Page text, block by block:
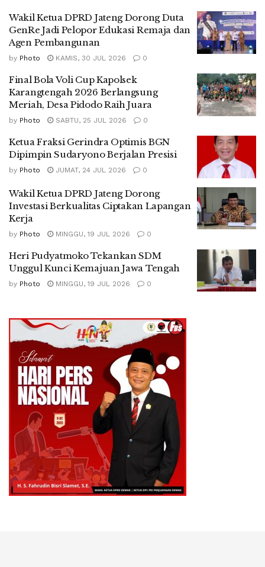
Wakil Ketua DPRD Jateng Dorong Duta
GenRe Jadi Pelopor Edukasi Remaja dan
Agen Pembangunan
by Photo KAMIS, 30 JUL 2026 0
Final Bola Voli Cup Kapolsek
Karangtengah 2026 Berlangsung
Meriah, Desa Pidodo Raih Juara
by Photo SABTU, 25 JUL 2026 0
Ketua Fraksi Gerindra Optimis BGN
Dipimpin Sudaryono Berjalan Presisi
by Photo JUMAT, 24 JUL 2026 0
Wakil Ketua DPRD Jateng Dorong
Investasi Berkualitas Ciptakan Lapangan
Kerja
by Photo MINGGU, 19 JUL 2026 0
Heri Pudyatmoko Tekankan SDM
Unggul Kunci Kemajuan Jawa Tengah
by Photo MINGGU, 19 JUL 2026 0